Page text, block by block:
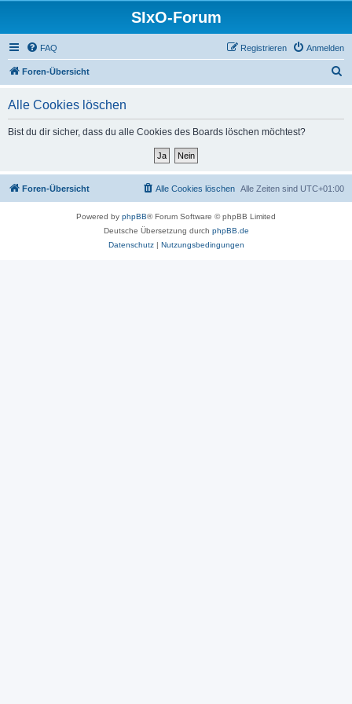
SIxO-Forum
FAQ Anmelden
Registrieren
Foren-Übersicht
Alle Cookies löschen
Bist du dir sicher, dass du alle Cookies des Boards löschen möchtest?
Foren-Übersicht Alle Zeiten sind UTC+01:00
Alle Cookies löschen
Powered by phpBB® Forum Software © phpBB Limited
Deutsche Übersetzung durch phpBB.de
Datenschutz| Nutzungsbedingungen